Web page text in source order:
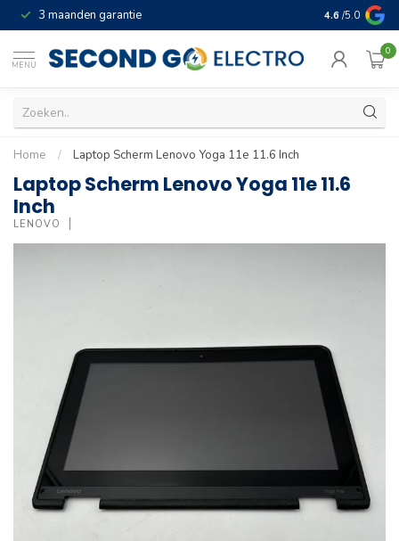
3 maanden garantie Geld terug
4.6 /5.0
MENU
0
Home / Laptop Scherm Lenovo Yoga 11e 11.6 Inch
Laptop Scherm Lenovo Yoga 11e 11.6
Inch
LENOVO